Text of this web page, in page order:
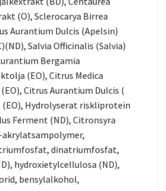
(O), Sclerocarya Birrea
Aurantium Dulcis (Apelsin)
Salvia Officinalis (Salvia)
Bergamia
(EO), Citrus Medica
Citrus Aurantium Dulcis (
(EO), Hydrolyserat riskliprotein
Ferment (ND), Citronsyra
akrylatsampolymer,
dinatriumfosfat,
hydroxietylcellulosa (ND),
bensylalkohol,